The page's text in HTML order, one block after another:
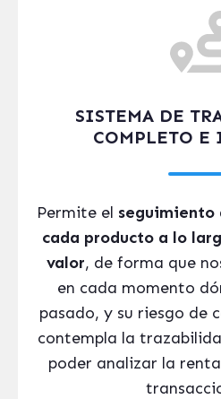
SISTEMA DE
COMPLETO E
Permite el seguimiento
cada producto a lo
valor, de forma que
en cada momento
pasado, y su riesgo de
contempla la
poder analizar la